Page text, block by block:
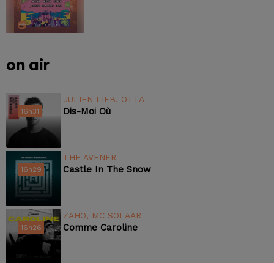
on air
16h31
16h31
JULIEN LIEB, OTTA
Dis-Moi Où
16h29
16h29
THE AVENER
Castle In The Snow
16h26
16h26
ZAHO, MC SOLAAR
Comme Caroline